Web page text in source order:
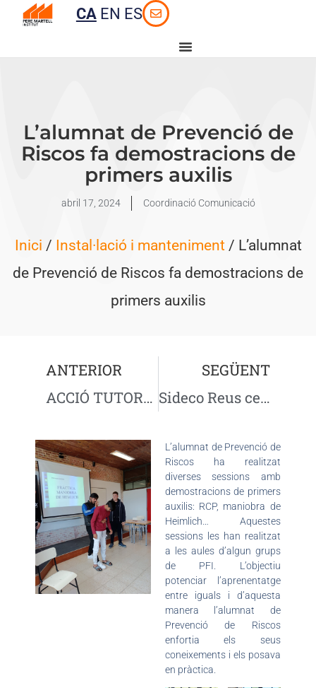
CA EN ES
L’alumnat de Prevenció de
Riscos fa demostracions de
primers auxilis
abril 17, 2024 Coordinació Comunicació
Inici / Instal·lació i manteniment/ L’alumnat
de Prevenció de Riscos fa demostracions de
primers auxilis
ANTERIOR
ACCIÓ TUTORIAL: Conscienciació dels efectes del consum de substàncies en la conducció
SEGÜENT
Sideco Reus cedeix 4 motors i una caixa de canvis
L’alumnat de Prevenció de
Riscos ha realitzat
diverses sessions amb
demostracions de primers
auxilis: RCP, maniobra de
Heimlich… Aquestes
sessions les han realitzat
a les aules d’algun grups
de PFI. L’objectiu
potenciar l’aprenentatge
entre iguals i d’aquesta
manera l’alumnat de
Prevenció de Riscos
enfortia els seus
coneixements i els posava
en pràctica.